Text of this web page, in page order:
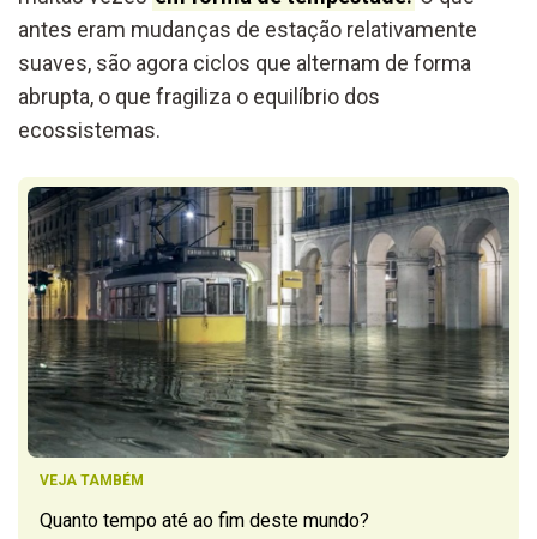
antes eram mudanças de estação relativamente
suaves, são agora ciclos que alternam de forma
abrupta, o que fragiliza o equilíbrio dos
ecossistemas.
VEJA TAMBÉM
Quanto tempo até ao fim deste mundo?